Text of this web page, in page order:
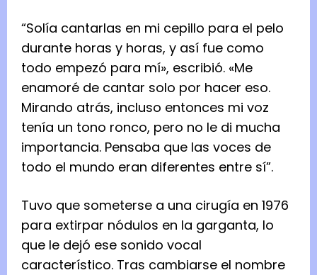
“Solía cantarlas en mi cepillo para el pelo
durante horas y horas, y así fue como
todo empezó para mí», escribió. «Me
enamoré de cantar solo por hacer eso.
Mirando atrás, incluso entonces mi voz
tenía un tono ronco, pero no le di mucha
importancia. Pensaba que las voces de
todo el mundo eran diferentes entre sí”.
Tuvo que someterse a una cirugía en 1976
para extirpar nódulos en la garganta, lo
que le dejó ese sonido vocal
característico. Tras cambiarse el nombre